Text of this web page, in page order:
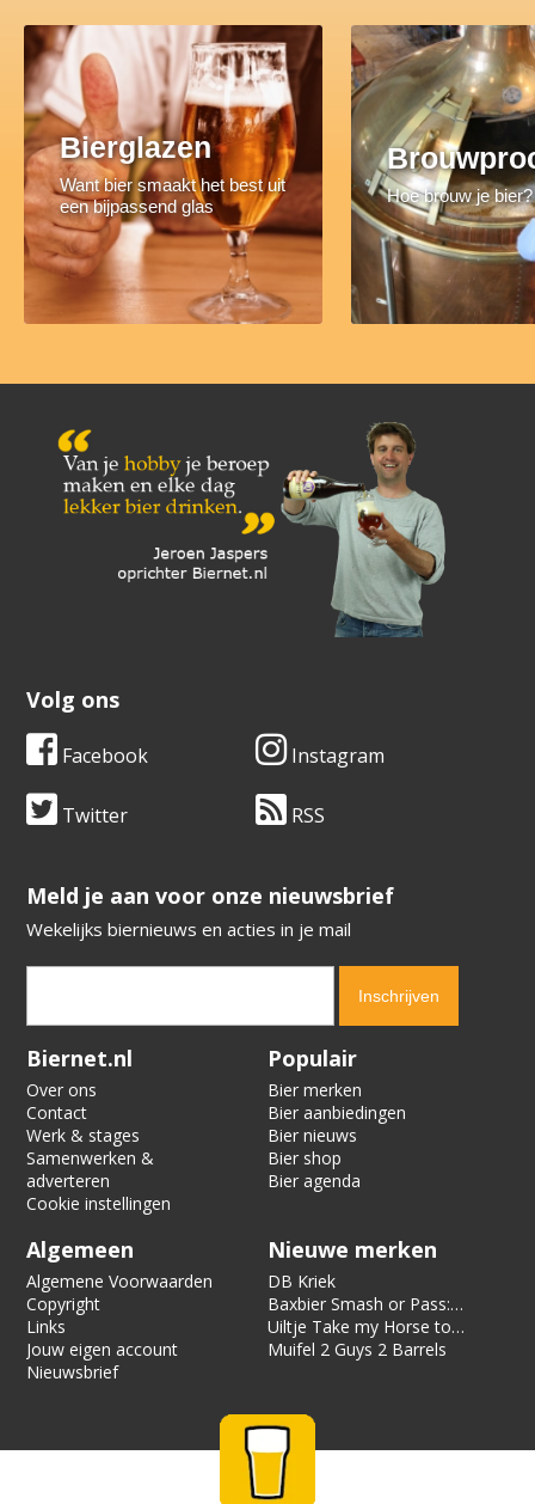
Bierglazen
Want bier smaakt het best uit
een bijpassend glas
Hoe brouw je bier?
Volg ons
Facebook Instagram
Twitter RSS
​​​​​​​Meld je aan voor onze nieuwsbrief
Wekelijks biernieuws en acties in je mail
Verification code:
Biernet.nl
Over ons
Contact
Werk & stages
Samenwerken &
adverteren
Cookie instellingen
Populair
Bier merken
Bier aanbiedingen
Bier nieuws
Bier shop
Bier agenda
Algemeen
Algemene Voorwaarden
Copyright
Links
Jouw eigen account
Nieuwsbrief
Nieuwe merken
DB Kriek
Baxbier Smash or Pass:
Strata
Uiltje Take my Horse to
the Hotel Room
Muifel 2 Guys 2 Barrels